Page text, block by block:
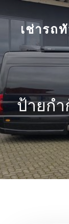
to
content
เช่ารถ
ป้ายก